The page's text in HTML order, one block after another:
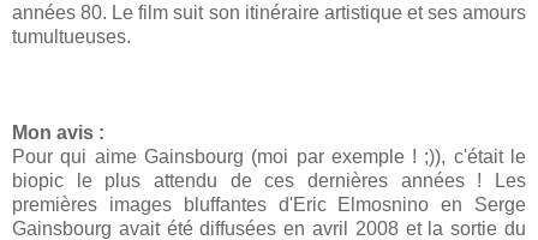
années 80. Le film suit son itinéraire artistique et ses amours
tumultueuses.
Mon avis :
Pour qui aime Gainsbourg (moi par exemple ! ;)), c'était le
biopic le plus attendu de ces dernières années ! Les
premières images bluffantes d'Eric Elmosnino en Serge
Gainsbourg avait été diffusées en avril 2008 et la sortie du